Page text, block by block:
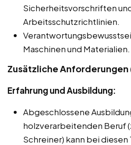
Sicherheitsvorschriften
Arbeitsschutzrichtlinien.
Maschinen und Materialien.
Zusätzliche
Erfahrung und Ausbildung:
Abgeschlossene
holzverarbeitenden Beruf
Schreiner) kann bei